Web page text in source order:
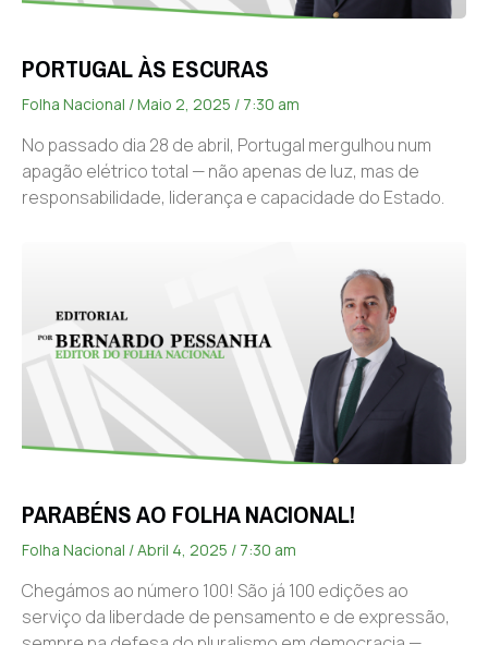
PORTUGAL ÀS ESCURAS
Folha Nacional Maio 2, 2025 7:30 am
No passado dia 28 de abril, Portugal mergulhou num
apagão elétrico total — não apenas de luz, mas de
responsabilidade, liderança e capacidade do Estado.
PARABÉNS AO FOLHA NACIONAL!
Folha Nacional Abril 4, 2025 7:30 am
Chegámos ao número 100! São já 100 edições ao
serviço da liberdade de pensamento e de expressão,